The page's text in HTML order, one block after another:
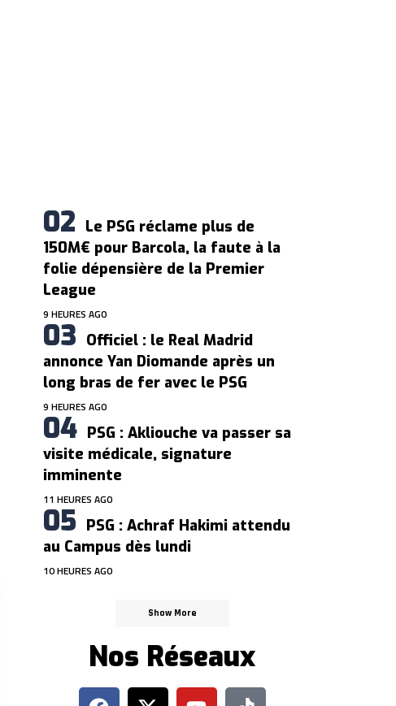
Le PSG réclame plus de
150M€ pour Barcola, la faute à la
folie dépensière de la Premier
League
9 HEURES AGO
Officiel : le Real Madrid
annonce Yan Diomande après un
long bras de fer avec le PSG
9 HEURES AGO
PSG : Akliouche va passer sa
visite médicale, signature
imminente
11 HEURES AGO
PSG : Achraf Hakimi attendu
au Campus dès lundi
10 HEURES AGO
Show More
Nos Réseaux